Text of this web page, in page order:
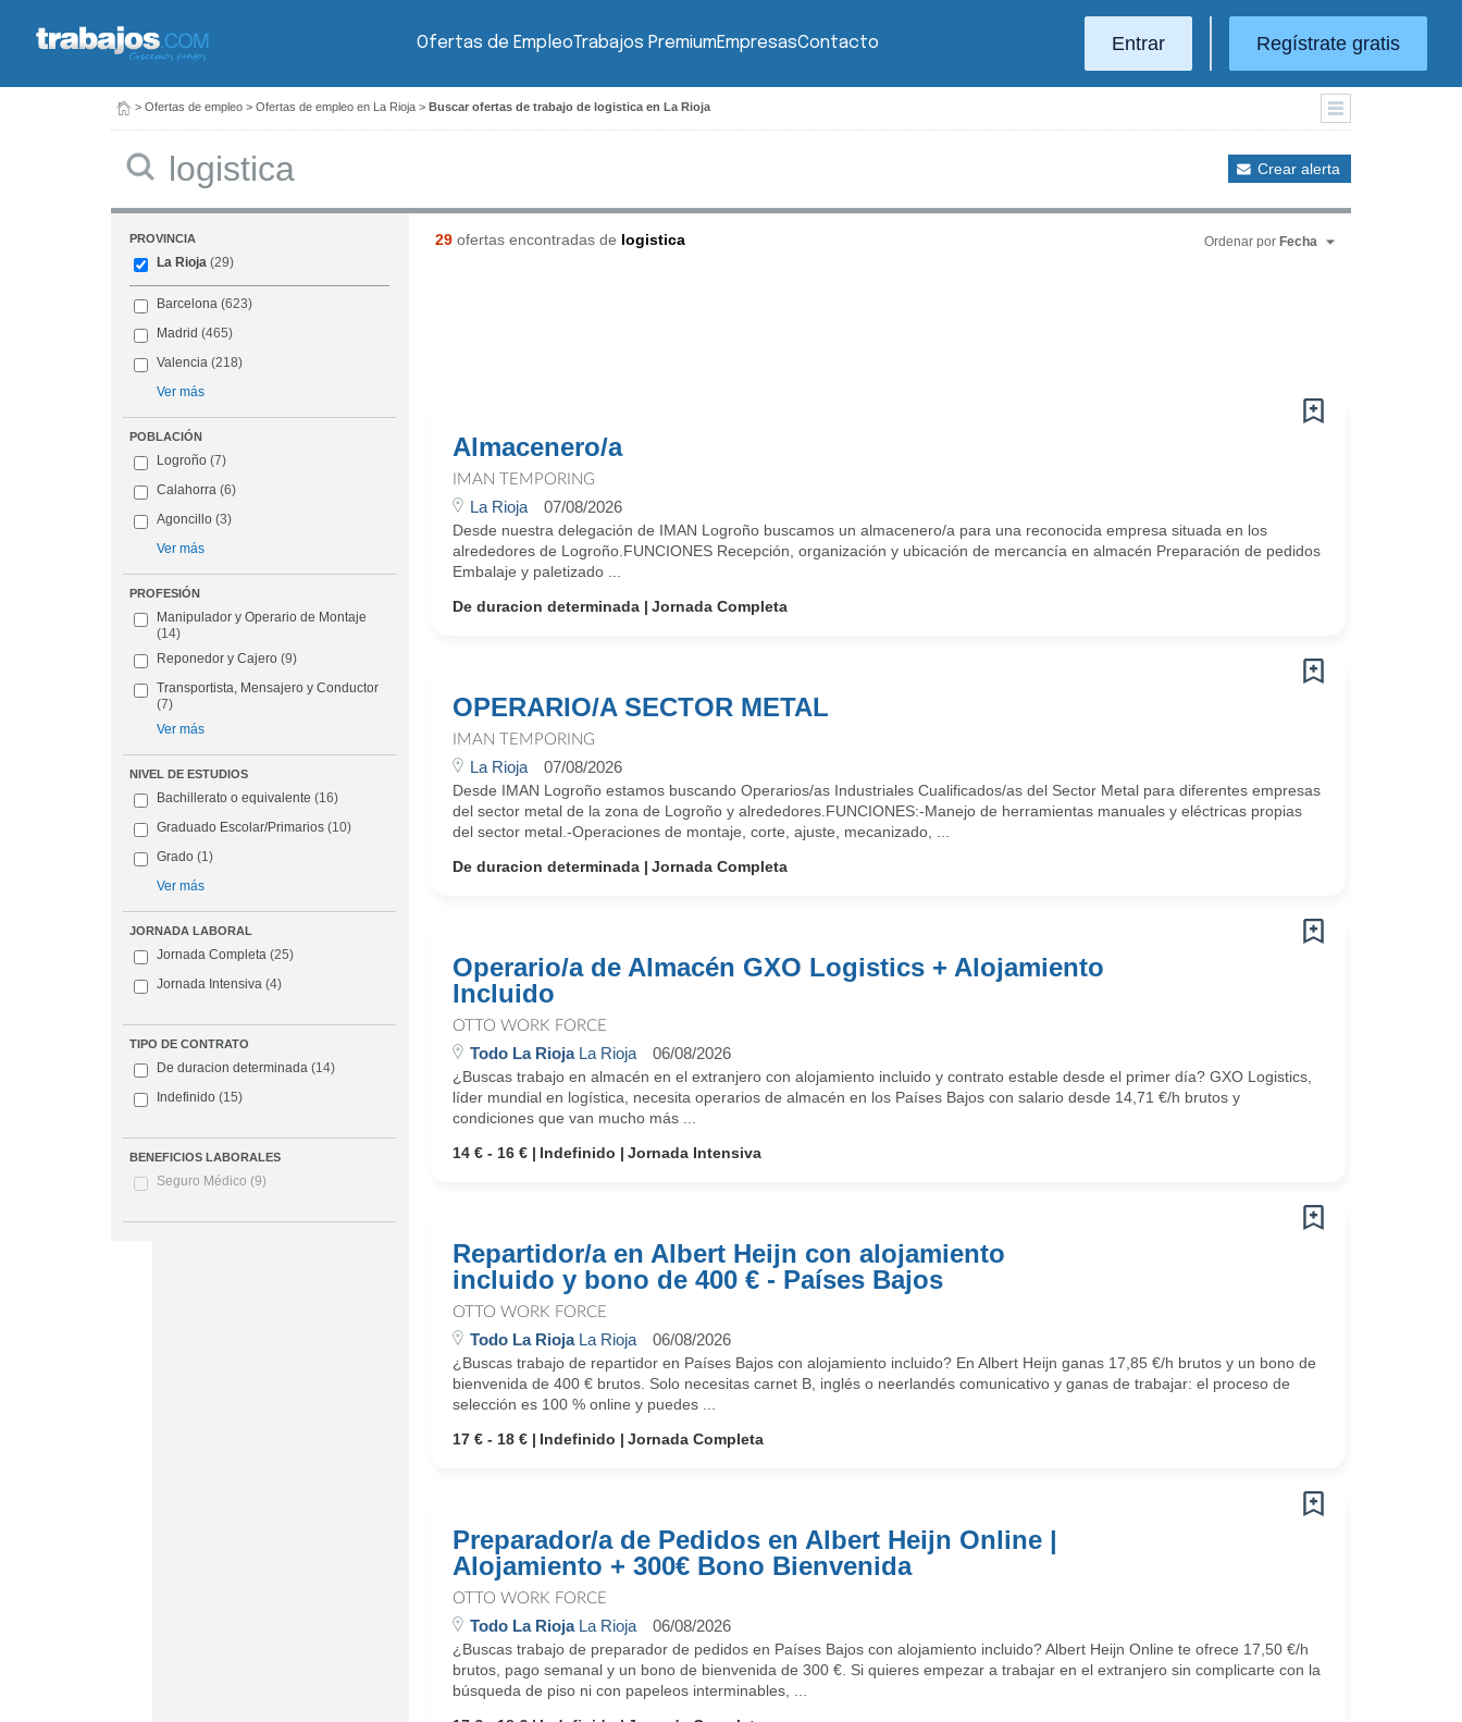
Ofertas de EmpleoTrabajos PremiumEmpresasContacto Entrar Regístrate gratis
> Ofertas de empleo > Ofertas de empleo en La Rioja > Buscar ofertas de trabajo de logistica en La Rioja
Crear alerta
PROVINCIA
La Rioja (29)
Barcelona (623)
Madrid (465)
Valencia (218)
Ver más
POBLACIÓN
Logroño (7)
Calahorra (6)
Agoncillo (3)
Ver más
PROFESIÓN
Manipulador y Operario de Montaje
(14)
Reponedor y Cajero (9)
Transportista, Mensajero y Conductor
(7)
Ver más
NIVEL DE ESTUDIOS
Bachillerato o equivalente (16)
Graduado Escolar/Primarios (10)
Grado (1)
Ver más
JORNADA LABORAL
Jornada Completa (25)
Jornada Intensiva (4)
TIPO DE CONTRATO
De duracion determinada (14)
Indefinido (15)
BENEFICIOS LABORALES
Seguro Médico (9)
29ofertas encontradas de logistica Ordenar por Fecha
Almacenero/a
IMAN TEMPORING
La Rioja 07/08/2026
Desde nuestra delegación de IMAN Logroño buscamos un almacenero/a para una reconocida empresa situada en los
alrededores de Logroño.FUNCIONES Recepción, organización y ubicación de mercancía en almacén Preparación de pedidos
Embalaje y paletizado ...
De duracion determinada
Jornada Completa
OPERARIO/A SECTOR METAL
IMAN TEMPORING
La Rioja 07/08/2026
Desde IMAN Logroño estamos buscando Operarios/as Industriales Cualificados/as del Sector Metal para diferentes empresas
del sector metal de la zona de Logroño y alrededores.FUNCIONES:-Manejo de herramientas manuales y eléctricas propias
del sector metal.-Operaciones de montaje, corte, ajuste, mecanizado, ...
De duracion determinada
Jornada Completa
Operario/a de Almacén GXO Logistics + Alojamiento
Incluido
OTTO WORK FORCE
Todo La RiojaLa Rioja 06/08/2026
¿Buscas trabajo en almacén en el extranjero con alojamiento incluido y contrato estable desde el primer día? GXO Logistics,
líder mundial en logística, necesita operarios de almacén en los Países Bajos con salario desde 14,71 €/h brutos y
condiciones que van mucho más ...
14 € - 16 €
Indefinido Jornada Intensiva
Repartidor/a en Albert Heijn con alojamiento
incluido y bono de 400 € - Países Bajos
OTTO WORK FORCE
Todo La RiojaLa Rioja 06/08/2026
¿Buscas trabajo de repartidor en Países Bajos con alojamiento incluido? En Albert Heijn ganas 17,85 €/h brutos y un bono de
bienvenida de 400 € brutos. Solo necesitas carnet B, inglés o neerlandés comunicativo y ganas de trabajar: el proceso de
selección es 100 % online y puedes ...
17 € - 18 €
Indefinido Jornada Completa
Preparador/a de Pedidos en Albert Heijn Online |
Alojamiento + 300€ Bono Bienvenida
OTTO WORK FORCE
Todo La RiojaLa Rioja 06/08/2026
¿Buscas trabajo de preparador de pedidos en Países Bajos con alojamiento incluido? Albert Heijn Online te ofrece 17,50 €/h
brutos, pago semanal y un bono de bienvenida de 300 €. Si quieres empezar a trabajar en el extranjero sin complicarte con la
búsqueda de piso ni con papeleos interminables, ...